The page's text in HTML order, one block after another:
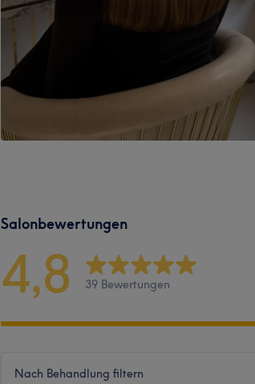
Salonbewertungen
4,8 39 Bewertungen
Nach Behandlung filtern